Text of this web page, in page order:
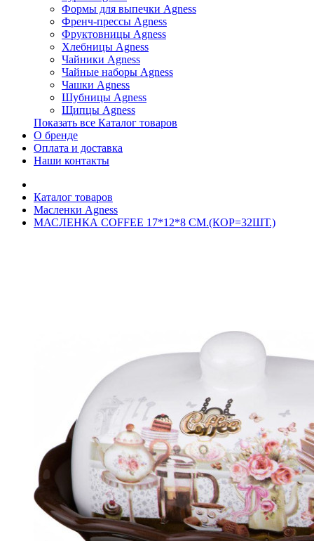
Формы для выпечки Agness
Френч-прессы Agness
Фруктовницы Agness
Хлебницы Agness
Чайники Agness
Чайные наборы Agness
Чашки Agness
Шубницы Agness
Щипцы Agness
Показать все Каталог товаров
О бренде
Оплата и доставка
Наши контакты
Каталог товаров
Масленки Agness
МАСЛЕНКА COFFEE 17*12*8 СМ.(КОР=32ШТ.)